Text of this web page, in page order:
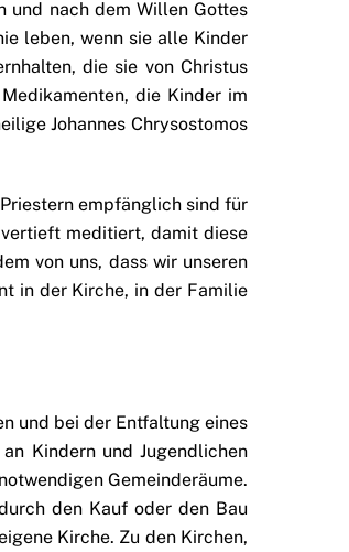
und nach dem Willen Gottes
leben, wenn sie alle Kinder
die sie von Christus
die Kinder im
Johannes Chrysostomos
empfänglich sind für
meditiert, damit diese
von uns, dass wir unseren
in der Kirche, in der Familie
und bei der Entfaltung eines
Kindern und Jugendlichen
Gemeinderäume.
den Kauf oder den Bau
Kirche. Zu den Kirchen,